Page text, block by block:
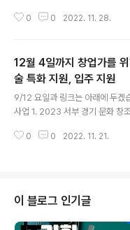
T-SK이노베이션 해양수산 창업
U 360 ※ MARU 180 건물과 다
재 현 매니저 - 전화번호 : 010
셀러레이터 프로그램, 롯데 벤처
센트리 로켓단 12기 엑셀러레이
총 합 3.0 만 명 규모의 IT모임이
었습니다. 파트너..
0 0 2022. 11. 28.
12월 4일까지 창업가를
술 특화 지원, 입주 지원
9/12 요일과 링크는 아래에 두겠
사업 1. 2023 서부 경기 문화 창
3. 서울 창업 디딤터 BI 입주 11월
종합 지원 사업 세종 BCC 2기 12
트 액셀러레이팅 비룡 스타트업
3.0 만 명 규모의 IT모임이 제휴
0 0 2022. 11. 21.
이 블로그 인기글